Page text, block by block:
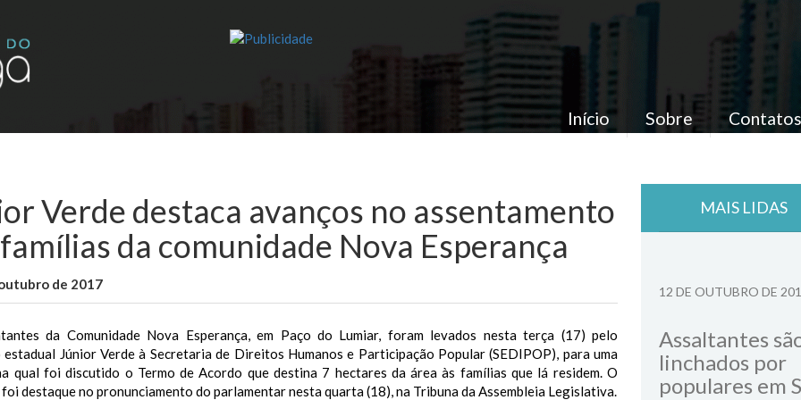
Início Sobre Contatos
Verde destaca avanços no assentamento
da comunidade Nova Esperança
de 2017
da Comunidade Nova Esperança, em Paço do Lumiar, foram levados nesta terça (17) pelo
estadual Júnior Verde à Secretaria de Direitos Humanos e Participação Popular (SEDIPOP), para uma
qual foi discutido o Termo de Acordo que destina 7 hectares da área às famílias que lá residem. O
destaque no pronunciamento do parlamentar nesta quarta (18), na Tribuna da Assembleia Legislativa.
MAIS LIDAS
12 DE OUTUBRO DE
Assaltantes
linchados por
populares em